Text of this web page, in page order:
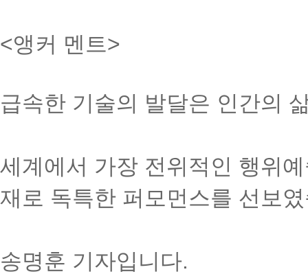
<앵커 멘트>
급속한 기술의 발달은 인간의
세계에서 가장 전위적인 행위
재로 독특한 퍼모먼스를 선보
송명훈 기자입니다.